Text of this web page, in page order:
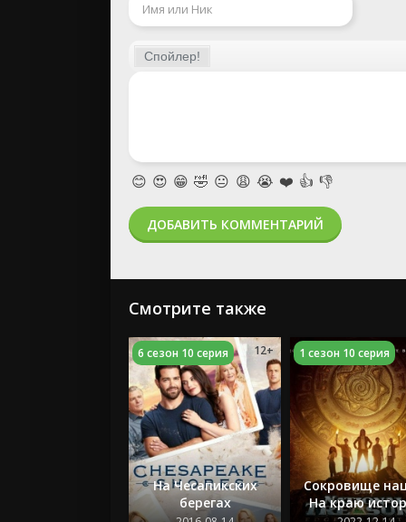
😊 😍 😁 🤣 😐 😩 😭 ❤️ 👍 👎
ДОБАВИТЬ КОММЕНТАРИЙ
Смотрите также
На Чесапикских
берегах
6 сезон 10 серия 12+
Сокровище
На краю
1 сезон 10 серия